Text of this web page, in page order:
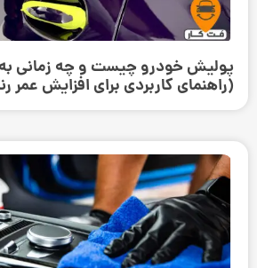
پولیش خودرو چیست و چه زمانی به
(راهنمای کاربردی برای افزایش عمر